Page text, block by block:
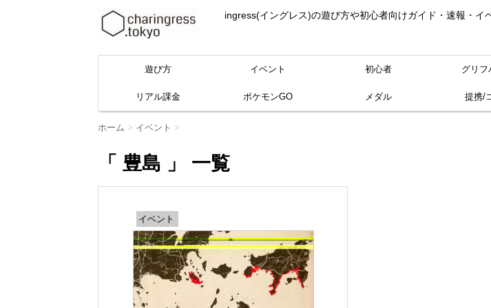
ingress(イングレス)の遊び方や初心者向けガイド・速報・イ
遊び方 イベント 初心者 グリフ
リアル課金 ポケモンGO メダル 提携/
ホーム > イベント >
「 豊島 」 一覧
イベント